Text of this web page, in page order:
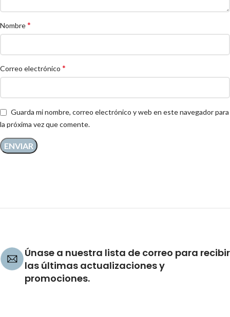
Nombre*
Correo electrónico *
Guarda mi nombre, correo electrónico y web en este navegador para
la próxima vez que comente.
Únase a nuestra lista de correo para recibir
las últimas actualizaciones y
promociones.